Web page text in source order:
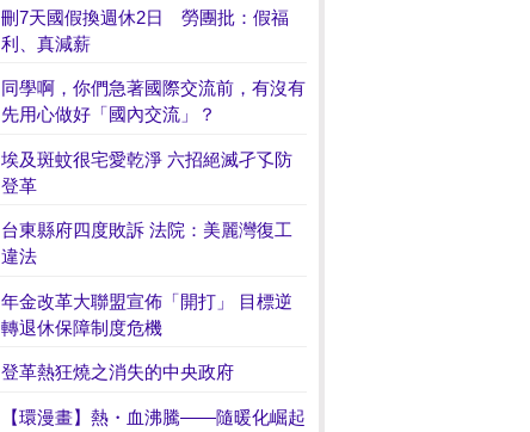
刪7天國假換週休2日 勞團批：假福
利、真減薪
同學啊，你們急著國際交流前，有沒有
先用心做好「國內交流」？
埃及斑蚊很宅愛乾淨 六招絕滅孑孓防
登革
台東縣府四度敗訴 法院：美麗灣復工
違法
年金改革大聯盟宣佈「開打」 目標逆
轉退休保障制度危機
登革熱狂燒之消失的中央政府
【環漫畫】熱・血沸騰——隨暖化崛起